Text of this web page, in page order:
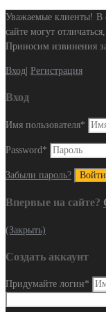
Уважаемые клиенты! В
сайте могут
Приносим извинения
Вход Регистрация
Вход
Имя пользователя*
Password *
Забыли пароль?
Впервые на сайте?
(Закрыть)
Создать аккаунт
Придумайте логин*